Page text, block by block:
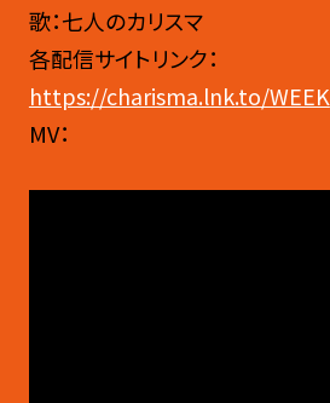
歌：七人のカリスマ
各配信サイトリンク：
https://charisma.lnk.to/WEEK
MV：